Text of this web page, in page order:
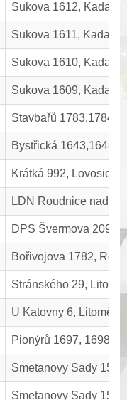
Sukova 1612, Kadaň
Sukova 1611, Kadaň
Sukova 1610, Kadaň
Sukova 1609, Kadaň
Stavbařů 1783,1784,
Bystřická
Krátká 992, Lovosice
LDN Roudnice nad
DPS Švermova 2099/
Bořivojova 1782,
Stránského 29,
U Katovny 6,
Pionýrů 1697, 1698,
Smetanovy Sady
Smetanovy Sady